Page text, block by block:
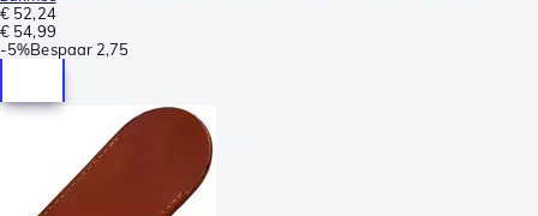
€ 52,24
€ 54,99
-5%Bespaar 2,75